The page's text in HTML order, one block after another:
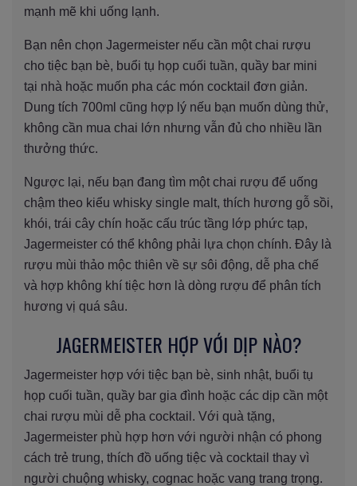
mạnh mẽ khi uống lạnh.
Bạn nên chọn Jagermeister nếu cần một chai rượu
cho tiệc bạn bè, buổi tụ họp cuối tuần, quầy bar mini
tại nhà hoặc muốn pha các món cocktail đơn giản.
Dung tích 700ml cũng hợp lý nếu bạn muốn dùng thử,
không cần mua chai lớn nhưng vẫn đủ cho nhiều lần
thưởng thức.
Ngược lại, nếu bạn đang tìm một chai rượu để uống
chậm theo kiểu whisky single malt, thích hương gỗ sồi,
khói, trái cây chín hoặc cấu trúc tầng lớp phức tạp,
Jagermeister có thể không phải lựa chọn chính. Đây là
rượu mùi thảo mộc thiên về sự sôi động, dễ pha chế
và hợp không khí tiệc hơn là dòng rượu để phân tích
hương vị quá sâu.
JAGERMEISTER HỢP VỚI DỊP NÀO?
Jagermeister hợp với tiệc bạn bè, sinh nhật, buổi tụ
họp cuối tuần, quầy bar gia đình hoặc các dịp cần một
chai rượu mùi dễ pha cocktail. Với quà tặng,
Jagermeister phù hợp hơn với người nhận có phong
cách trẻ trung, thích đồ uống tiệc và cocktail thay vì
người chuộng whisky, cognac hoặc vang trang trọng.